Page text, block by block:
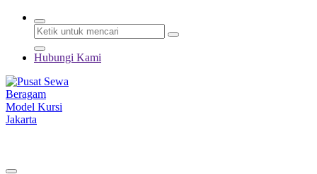
Hubungi Kami